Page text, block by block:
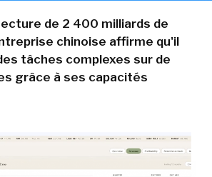
de 2 400 milliards de
chinoise affirme qu'il
tâches complexes sur de
grâce à ses capacités